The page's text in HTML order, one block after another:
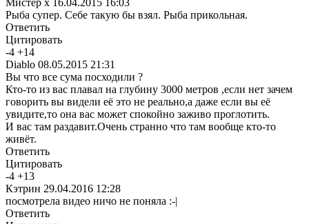
Рыба супер. Себе такую бы взял. Рыба прикольная.
Ответить
Цитировать
-4 +14
Diablo 08.05.2015 21:31
Вы что все сума посходили ?
Кто-то из вас плавал на глубину 3000 метров ,если нет зачем
говорить вы видели её это не реально,а даже если вы её
увидите,то она вас может спокойно заживо проглотить.
И вас там раздавит.Очень странно что там вообще кто-то
живёт.
Ответить
Цитировать
-4 +13
Кэтрин 29.04.2016 12:28
посмотрела видео ничо не поняла :-|
Ответить